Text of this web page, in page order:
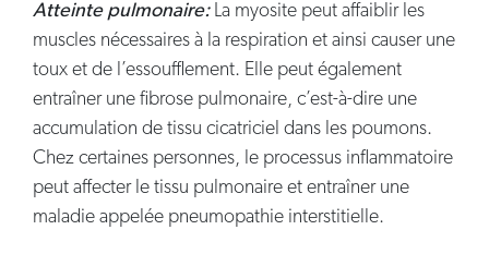
Atteinte pulmonaire: La myosite peut affaiblir les
muscles nécessaires à la respiration et ainsi causer une
toux et de l’essoufflement. Elle peut également
entraîner une fibrose pulmonaire, c’est-à-dire une
accumulation de tissu cicatriciel dans les poumons.
Chez certaines personnes, le processus inflammatoire
peut affecter le tissu pulmonaire et entraîner une
maladie appelée pneumopathie interstitielle.